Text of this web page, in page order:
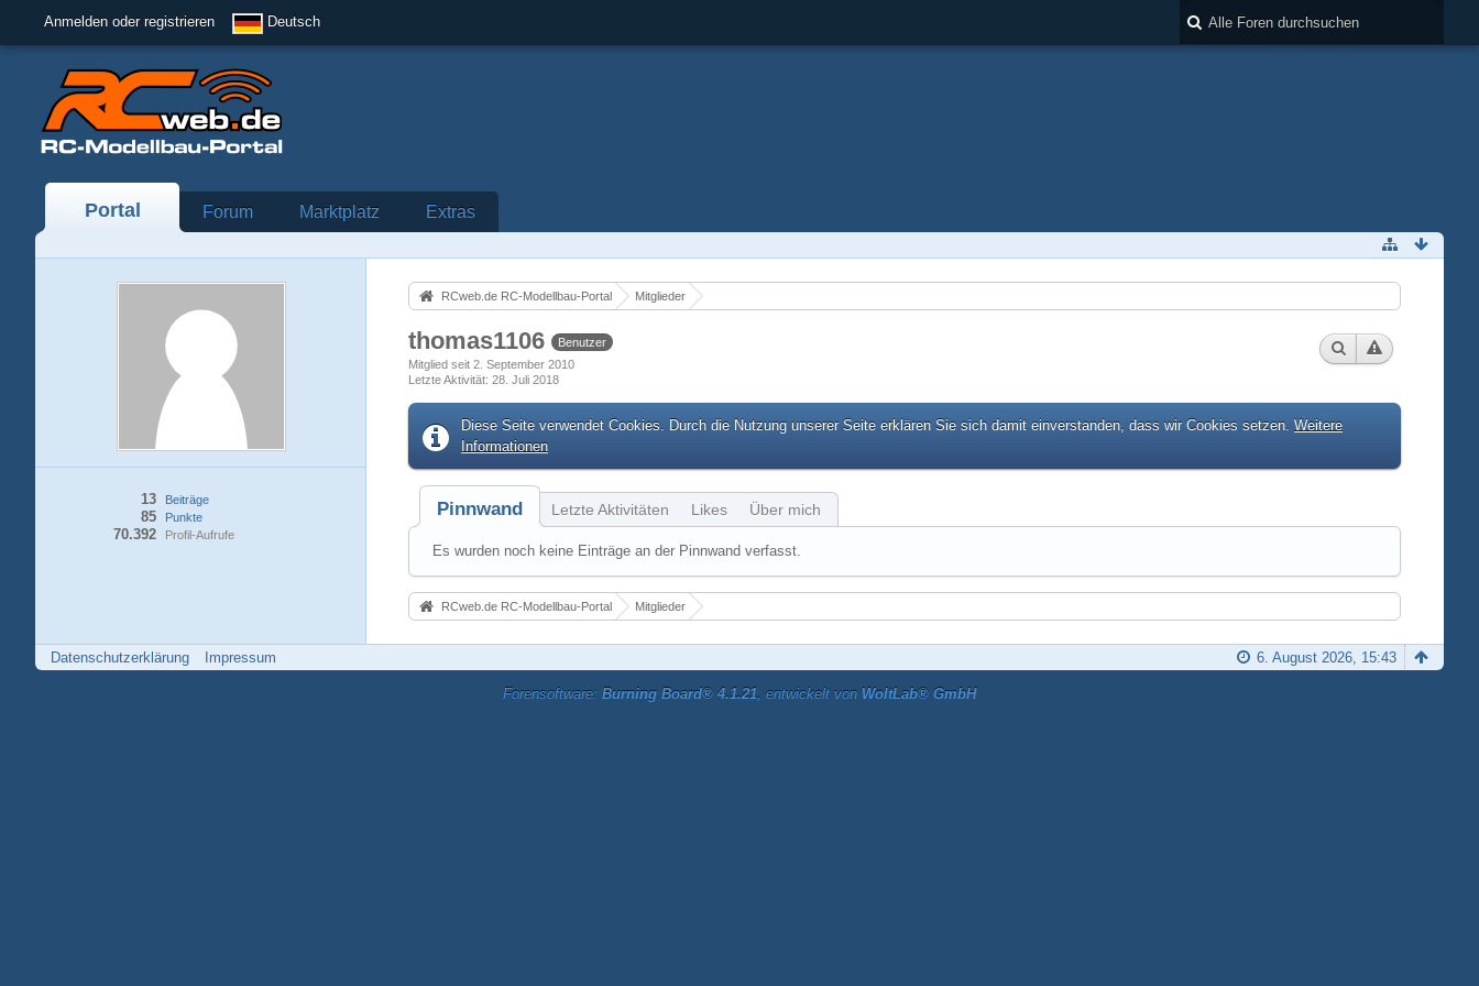
Anmelden oder registrieren Deutsch
Portal Forum Marktplatz Extras
Beiträge
13
Punkte
85
Profil-Aufrufe
70.392
RCweb.de RC-Modellbau-Portal Mitglieder
thomas1106
Benutzer
Mitglied seit 2. September 2010
Letzte Aktivität 28. Juli 2018
Diese Seite verwendet Cookies. Durch die Nutzung unserer Seite erklären Sie sich damit einverstanden, dass wir Cookies setzen. Weitere
Informationen
Pinnwand Letzte Aktivitäten Likes Über mich
Es wurden noch keine Einträge an der Pinnwand verfasst.
RCweb.de RC-Modellbau-Portal Mitglieder
Datenschutzerklärung Impressum 6. August 2026, 15:43
Forensoftware: Burning Board® 4.1.21, entwickelt von WoltLab® GmbH